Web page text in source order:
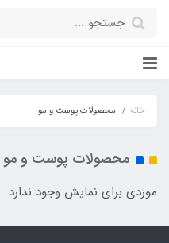
خانه محصولات پوست و مو
محصولات پوست و مو
موردی برای نمایش وجود ندارد.